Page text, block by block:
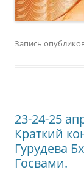
Запись
23-24-25
Краткий
Гурудева
Госвами.